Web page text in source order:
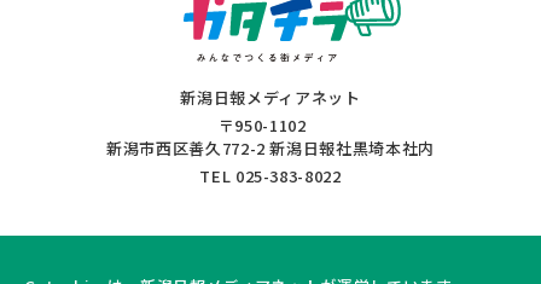
新潟日報メディアネット
〒950-1102
新潟市西区善久772-2 新潟日報社黒埼本社内
TEL 025-383-8022